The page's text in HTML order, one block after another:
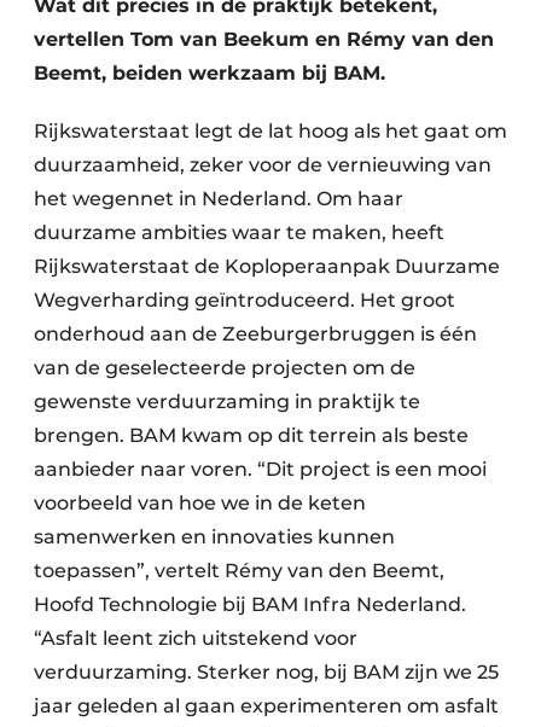
Sloop & Recycling
Bouwtransport
Wat dit precies in de praktijk betekent,
vertellen Tom van Beekum en Rémy van den
Beemt, beiden werkzaam bij BAM.
Rijkswaterstaat legt de lat hoog als het gaat om
duurzaamheid, zeker voor de vernieuwing van
het wegennet in Nederland. Om haar
duurzame ambities waar te maken, heeft
Rijkswaterstaat de Koploperaanpak Duurzame
Wegverharding geïntroduceerd. Het groot
onderhoud aan de Zeeburgerbruggen is één
van de geselecteerde projecten om de
gewenste verduurzaming in praktijk te
brengen. BAM kwam op dit terrein als beste
aanbieder naar voren. “Dit project is een mooi
voorbeeld van hoe we in de keten
samenwerken en innovaties kunnen
toepassen”, vertelt Rémy van den Beemt,
Hoofd Technologie bij BAM Infra Nederland.
“Asfalt leent zich uitstekend voor
verduurzaming. Sterker nog, bij BAM zijn we 25
jaar geleden al gaan experimenteren om asfalt